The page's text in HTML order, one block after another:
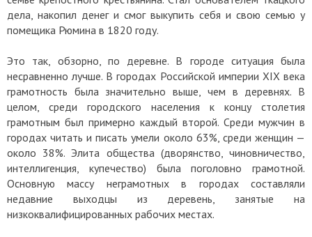
дела, накопил денег и смог выкупить себя и свою семью у
помещика Рюмина в 1820 году.
Это так, обзорно, по деревне. В городе ситуация была
несравненно лучше. В городах Российской империи XIX века
грамотность была значительно выше, чем в деревнях. В
целом, среди городского населения к концу столетия
грамотным был примерно каждый второй. Среди мужчин в
городах читать и писать умели около 63%, среди женщин —
около 38%. Элита общества (дворянство, чиновничество,
интеллигенция, купечество) была поголовно грамотной.
Основную массу неграмотных в городах составляли
недавние выходцы из деревень, занятые на
низкоквалифицированных рабочих местах.